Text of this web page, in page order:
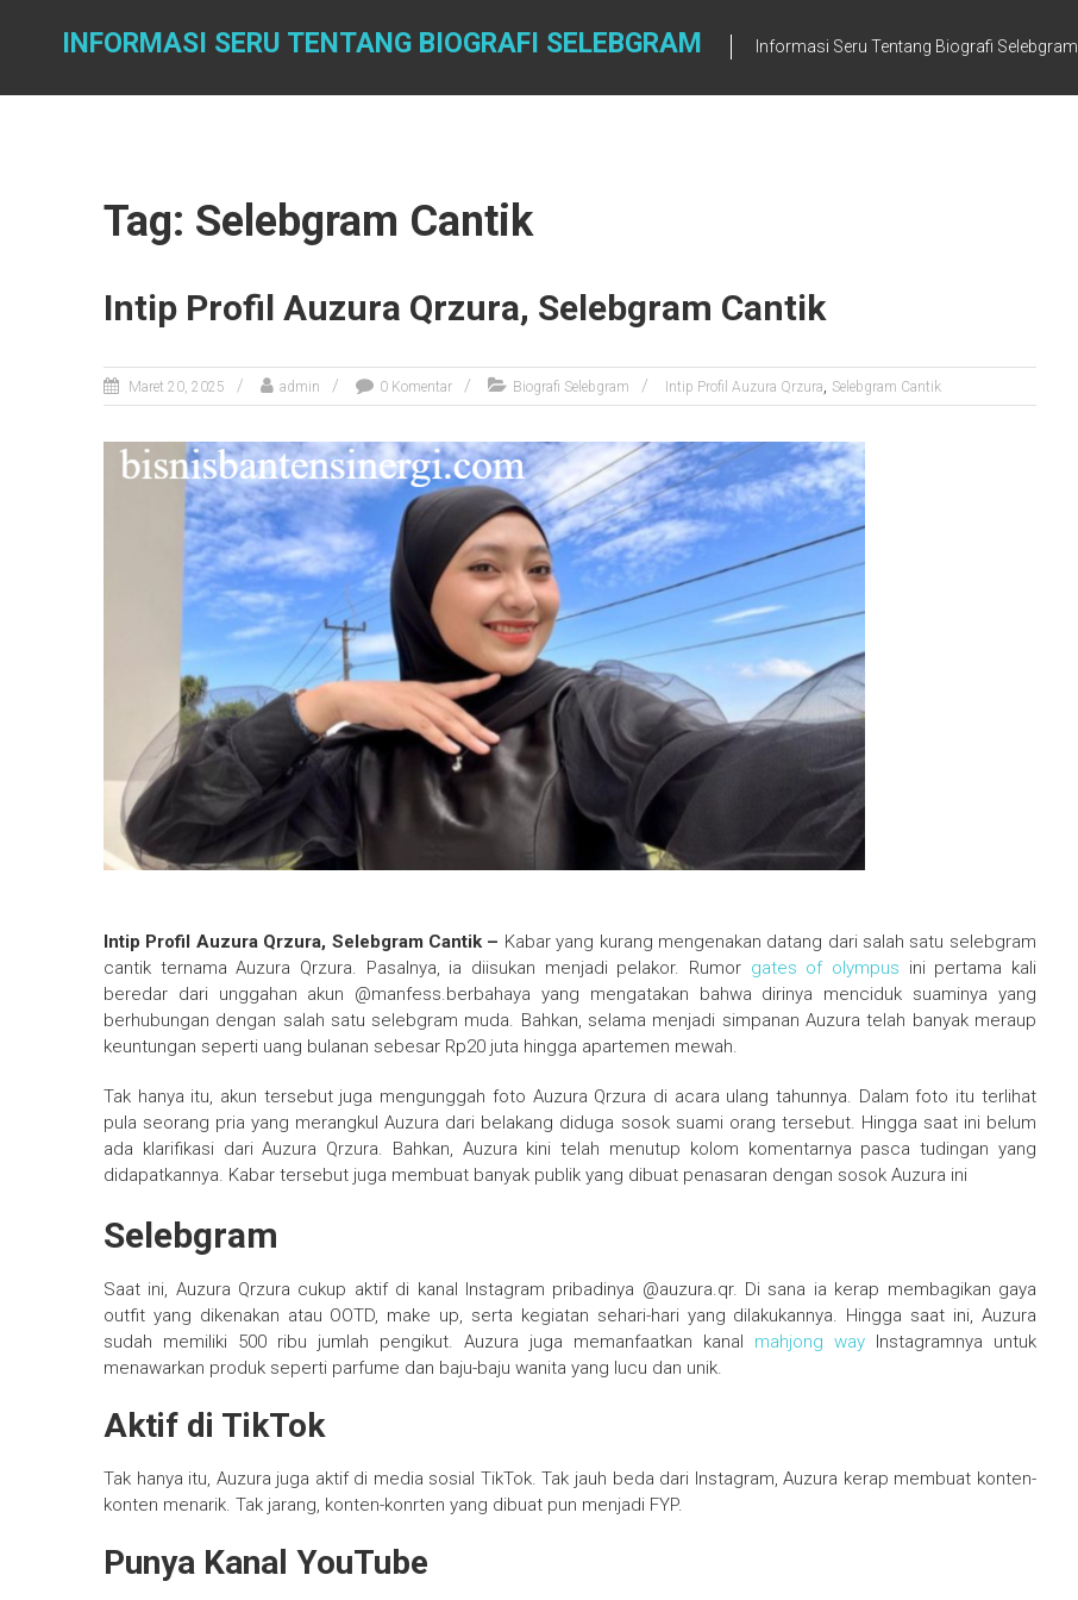
INFORMASI SERU TENTANG BIOGRAFI SELEBGRAM Informasi Seru Tentang Biografi Selebgram
Tag: Selebgram Cantik
Intip Profil Auzura Qrzura, Selebgram Cantik
Maret 20, 2025 admin 0 Komentar Biografi Selebgram Intip Profil Auzura Qrzura, Selebgram Cantik
Intip Profil Auzura Qrzura, Selebgram Cantik – Kabar yang kurang mengenakan datang dari salah satu selebgram
cantik ternama Auzura Qrzura. Pasalnya, ia diisukan menjadi pelakor. Rumor gates of olympus ini pertama kali
beredar dari unggahan akun @manfess.berbahaya yang mengatakan bahwa dirinya menciduk suaminya yang
berhubungan dengan salah satu selebgram muda. Bahkan, selama menjadi simpanan Auzura telah banyak meraup
keuntungan seperti uang bulanan sebesar Rp20 juta hingga apartemen mewah.
Tak hanya itu, akun tersebut juga mengunggah foto Auzura Qrzura di acara ulang tahunnya. Dalam foto itu terlihat
pula seorang pria yang merangkul Auzura dari belakang diduga sosok suami orang tersebut. Hingga saat ini belum
ada klarifikasi dari Auzura Qrzura. Bahkan, Auzura kini telah menutup kolom komentarnya pasca tudingan yang
didapatkannya. Kabar tersebut juga membuat banyak publik yang dibuat penasaran dengan sosok Auzura ini
Selebgram
Saat ini, Auzura Qrzura cukup aktif di kanal Instagram pribadinya @auzura.qr. Di sana ia kerap membagikan gaya
outfit yang dikenakan atau OOTD, make up, serta kegiatan sehari-hari yang dilakukannya. Hingga saat ini, Auzura
sudah memiliki 500 ribu jumlah pengikut. Auzura juga memanfaatkan kanal mahjong wayInstagramnya untuk
menawarkan produk seperti parfume dan baju-baju wanita yang lucu dan unik.
Aktif di TikTok
Tak hanya itu, Auzura juga aktif di media sosial TikTok. Tak jauh beda dari Instagram, Auzura kerap membuat konten-
konten menarik. Tak jarang, konten-konrten yang dibuat pun menjadi FYP.
Punya Kanal YouTube